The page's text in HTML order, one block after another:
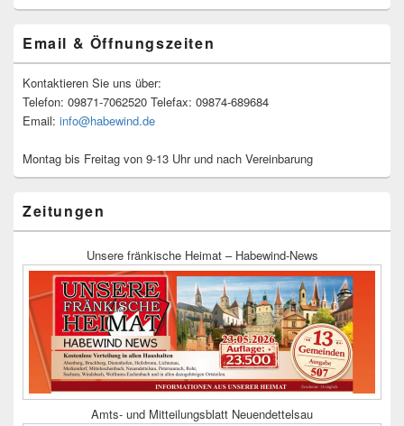
Email & Öffnungszeiten
Kontaktieren Sie uns über:
Telefon: 09871-7062520 Telefax: 09874-689684
Email: info@habewind.de
Montag bis Freitag von 9-13 Uhr und nach Vereinbarung
Zeitungen
Unsere fränkische Heimat – Habewind-News
Amts- und Mitteilungsblatt Neuendettelsau